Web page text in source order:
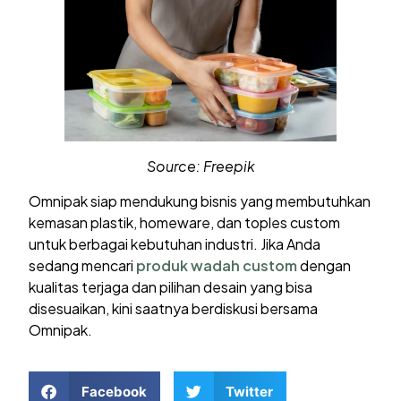
Source: Freepik
Omnipak siap mendukung bisnis yang membutuhkan
kemasan plastik, homeware, dan toples custom
untuk berbagai kebutuhan industri. Jika Anda
sedang mencari produk wadah customdengan
kualitas terjaga dan pilihan desain yang bisa
disesuaikan, kini saatnya berdiskusi bersama
Omnipak.
Facebook Twitter